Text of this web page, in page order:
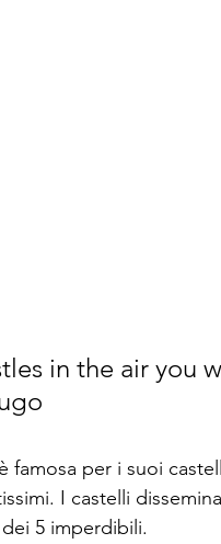
in the air you
famosa per i suoi
I castelli
5 imperdibili.